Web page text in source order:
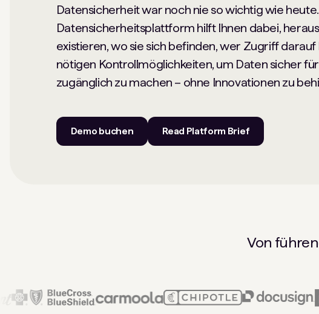
Datensicherheit war noch nie so wichtig wie
Datensicherheitsplattform hilft Ihnen dabei,
existieren, wo sie sich befinden, wer Zugriff darauf
nötigen Kontrollmöglichkeiten, um Daten sicher
zugänglich zu machen – ohne Innovationen zu
Demo buchen Read Platform Brief
Von